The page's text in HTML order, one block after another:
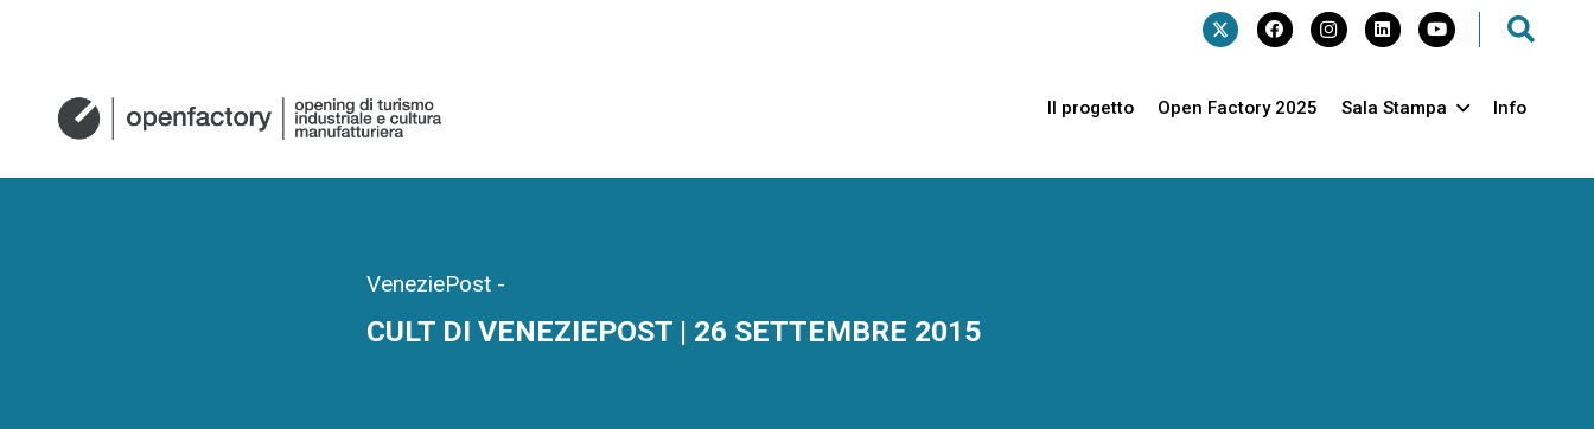
Il progetto Open Factory 2025 Sala Stampa Info
VeneziePost-
CULT DI VENEZIEPOST | 26 SETTEMBRE 2015